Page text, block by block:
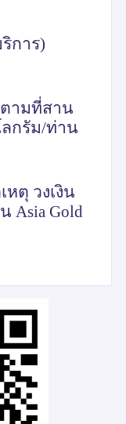
การ)
ามที่สาน
กรัม/ท่าน
ตุ วงเงิน
Asia Gold